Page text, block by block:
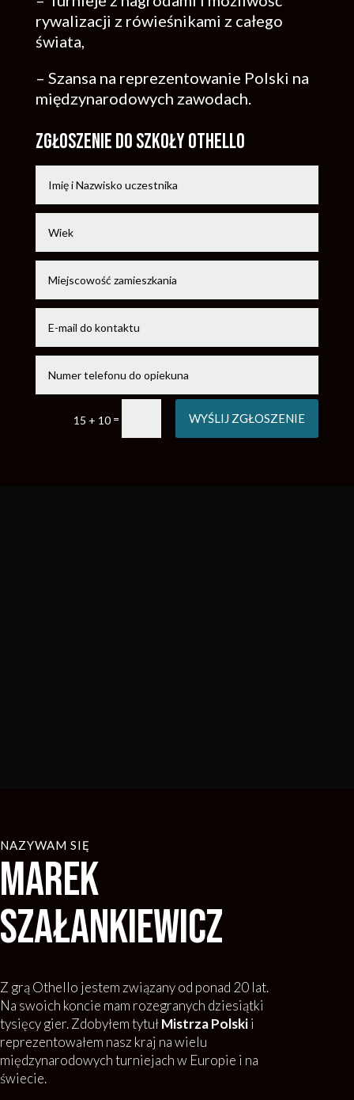
rywalizacji z rówieśnikami z całego
świata,
– Szansa na reprezentowanie Polski na
międzynarodowych zawodach.
Zgłoszenie do szkoły othello
15 + 10 = WYŚLIJ ZGŁOSZENIE
NAZYWAM SIĘ
Marek
Szałankiewicz
Z grą Othello jestem związany od ponad 20 lat.
Na swoich koncie mam rozegranych dziesiątki
tysięcy gier. Zdobyłem tytułMistrza Polskii
reprezentowałem nasz kraj na wielu
międzynarodowych turniejach w Europie i na
świecie.